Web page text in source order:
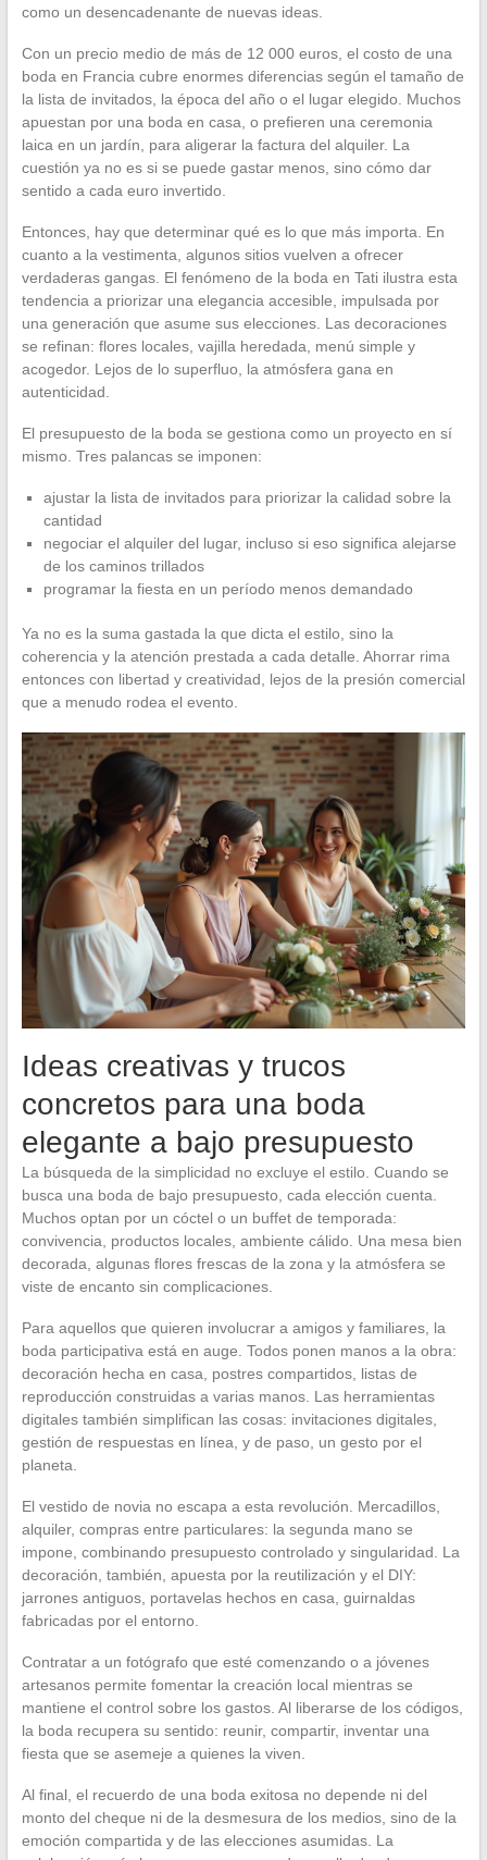
como un desencadenante de nuevas ideas.
Con un precio medio de más de 12 000 euros, el costo de una
boda en Francia cubre enormes diferencias según el tamaño de
la lista de invitados, la época del año o el lugar elegido. Muchos
apuestan por una boda en casa, o prefieren una ceremonia
laica en un jardín, para aligerar la factura del alquiler. La
cuestión ya no es si se puede gastar menos, sino cómo dar
sentido a cada euro invertido.
Entonces, hay que determinar qué es lo que más importa. En
cuanto a la vestimenta, algunos sitios vuelven a ofrecer
verdaderas gangas. El fenómeno de la boda en Tati ilustra esta
tendencia a priorizar una elegancia accesible, impulsada por
una generación que asume sus elecciones. Las decoraciones
se refinan: flores locales, vajilla heredada, menú simple y
acogedor. Lejos de lo superfluo, la atmósfera gana en
autenticidad.
El presupuesto de la boda se gestiona como un proyecto en sí
mismo. Tres palancas se imponen:
ajustar la lista de invitados para priorizar la calidad sobre la
cantidad
negociar el alquiler del lugar, incluso si eso significa alejarse
de los caminos trillados
programar la fiesta en un período menos demandado
Ya no es la suma gastada la que dicta el estilo, sino la
coherencia y la atención prestada a cada detalle. Ahorrar rima
entonces con libertad y creatividad, lejos de la presión comercial
que a menudo rodea el evento.
Ideas creativas y trucos
concretos para una boda
elegante a bajo presupuesto
La búsqueda de la simplicidad no excluye el estilo. Cuando se
busca una boda de bajo presupuesto, cada elección cuenta.
Muchos optan por un cóctel o un buffet de temporada:
convivencia, productos locales, ambiente cálido. Una mesa bien
decorada, algunas flores frescas de la zona y la atmósfera se
viste de encanto sin complicaciones.
Para aquellos que quieren involucrar a amigos y familiares, la
boda participativa está en auge. Todos ponen manos a la obra:
decoración hecha en casa, postres compartidos, listas de
reproducción construidas a varias manos. Las herramientas
digitales también simplifican las cosas: invitaciones digitales,
gestión de respuestas en línea, y de paso, un gesto por el
planeta.
El vestido de novia no escapa a esta revolución. Mercadillos,
alquiler, compras entre particulares: la segunda mano se
impone, combinando presupuesto controlado y singularidad. La
decoración, también, apuesta por la reutilización y el DIY:
jarrones antiguos, portavelas hechos en casa, guirnaldas
fabricadas por el entorno.
Contratar a un fotógrafo que esté comenzando o a jóvenes
artesanos permite fomentar la creación local mientras se
mantiene el control sobre los gastos. Al liberarse de los códigos,
la boda recupera su sentido: reunir, compartir, inventar una
fiesta que se asemeje a quienes la viven.
Al final, el recuerdo de una boda exitosa no depende ni del
monto del cheque ni de la desmesura de los medios, sino de la
emoción compartida y de las elecciones asumidas. La